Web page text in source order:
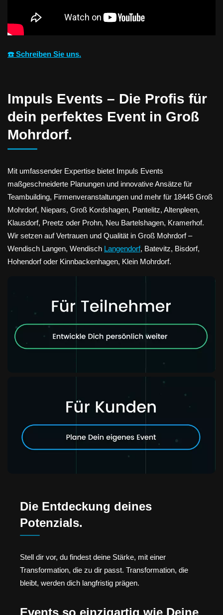
☎️ Schreiben Sie uns.
Impuls Events – Die Profis für
dein perfektes Event in Groß
Mohrdorf.
Mit umfassender Expertise bietet Impuls Events
maßgeschneiderte Planungen und innovative Ansätze für
Teambuilding, Firmenveranstaltungen und mehr für 18445 Groß
Mohrdorf, Niepars, Groß Kordshagen, Pantelitz, Altenpleen,
Klausdorf, Preetz oder Prohn, Neu Bartelshagen, Kramerhof.
Wir setzen auf Vertrauen und Qualität in Groß Mohrdorf –
Wendisch Langen, Wendisch Langendorf, Batevitz, Bisdorf,
Hohendorf oder Kinnbackenhagen, Klein Mohrdorf.
Die Entdeckung deines
Potenzials.
Stell dir vor, du findest deine Stärke, mit einer
Transformation, die zu dir passt. Transformation, die
bleibt, werden dich langfristig prägen.
Events so einzigartig wie Deine